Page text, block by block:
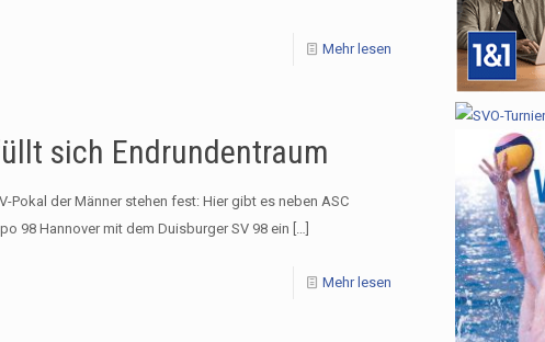
Mehr lesen
sich Endrundentraum
Pokal der Männer stehen fest: Hier gibt es neben ASC
98 Hannover mit dem Duisburger SV 98 ein […]
Mehr lesen